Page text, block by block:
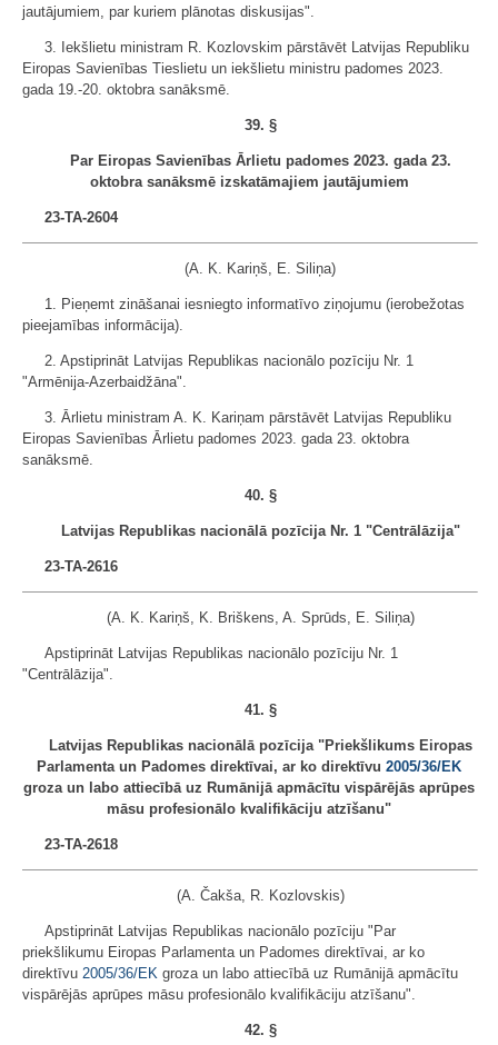
jautājumiem, par kuriem plānotas diskusijas".
3. Iekšlietu ministram R. Kozlovskim pārstāvēt Latvijas Republiku
Eiropas Savienības Tieslietu un iekšlietu ministru padomes 2023.
gada 19.-20. oktobra sanāksmē.
39. §
Par Eiropas Savienības Ārlietu padomes 2023. gada 23.
oktobra sanāksmē izskatāmajiem jautājumiem
23-TA-2604
(A. K. Kariņš, E. Siliņa)
1. Pieņemt zināšanai iesniegto informatīvo ziņojumu (ierobežotas
pieejamības informācija).
2. Apstiprināt Latvijas Republikas nacionālo pozīciju Nr. 1
"Armēnija-Azerbaidžāna".
3. Ārlietu ministram A. K. Kariņam pārstāvēt Latvijas Republiku
Eiropas Savienības Ārlietu padomes 2023. gada 23. oktobra
sanāksmē.
40. §
Latvijas Republikas nacionālā pozīcija Nr. 1 "Centrālāzija"
23-TA-2616
(A. K. Kariņš, K. Briškens, A. Sprūds, E. Siliņa)
Apstiprināt Latvijas Republikas nacionālo pozīciju Nr. 1
"Centrālāzija".
41. §
Latvijas Republikas nacionālā pozīcija "Priekšlikums Eiropas
Parlamenta un Padomes direktīvai, ar ko direktīvu 2005/36/EK
groza un labo attiecībā uz Rumānijā apmācītu vispārējās aprūpes
māsu profesionālo kvalifikāciju atzīšanu"
23-TA-2618
(A. Čakša, R. Kozlovskis)
Apstiprināt Latvijas Republikas nacionālo pozīciju "Par
priekšlikumu Eiropas Parlamenta un Padomes direktīvai, ar ko
direktīvu 2005/36/EK groza un labo attiecībā uz Rumānijā apmācītu
vispārējās aprūpes māsu profesionālo kvalifikāciju atzīšanu".
42. §